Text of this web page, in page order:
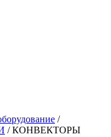
/
/КОНВЕКТОРЫ